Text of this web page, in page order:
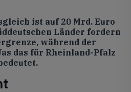
ist auf 20 Mrd. Euro
Länder fordern
während der
das für Rheinland-Pfalz